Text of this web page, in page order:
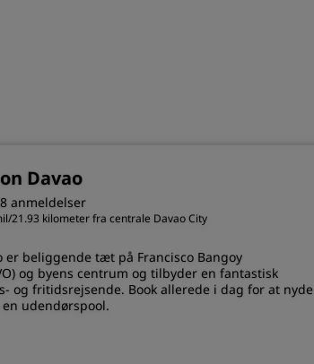
Davao
anmeldelser
21.93 kilometer fra centrale Davao City
er beliggende tæt på Francisco Bangoy
og byens centrum og tilbyder en fantastisk
og fritidsrejsende. Book allerede i dag for at nyde
udendørspool.